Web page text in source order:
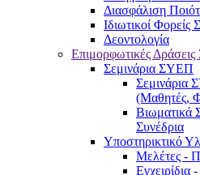
Διασφάλιση
Ιδιωτικοί
Δεοντολογία
Επιμορφωτικές
Σεμινάρια ΣΥΕΠ
Σεμινάρια
(Μαθητές,
Βιωματικά
Συνέδρια
Υποστηρικτικό
Μελέτες -